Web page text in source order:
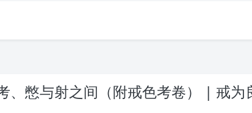
、憋与射之间（附戒色考卷） | 戒为